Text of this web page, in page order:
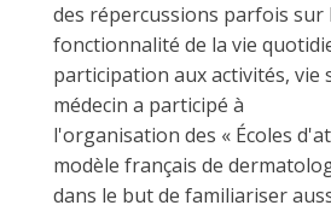
des répercussions parfois sur
fonctionnalité de la vie
participation aux activités, vie
médecin a participé à
l'organisation des « Écoles
modèle français de
dans le but de familiariser